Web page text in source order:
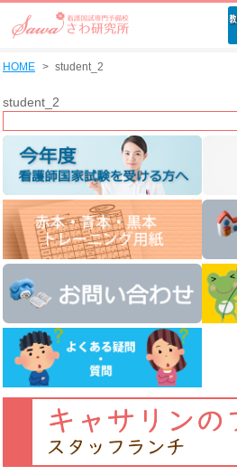
HOME student_2
student_2